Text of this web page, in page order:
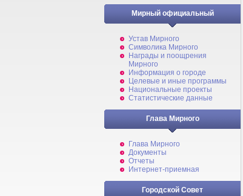
Мирный официальный
Устав Мирного
Символика Мирного
Награды и поощрения
Мирного
Информация о городе
Целевые и иные программы
Национальные проекты
Статистические данные
Глава Мирного
Глава Мирного
Документы
Отчеты
Интернет-приемная
Городской Совет